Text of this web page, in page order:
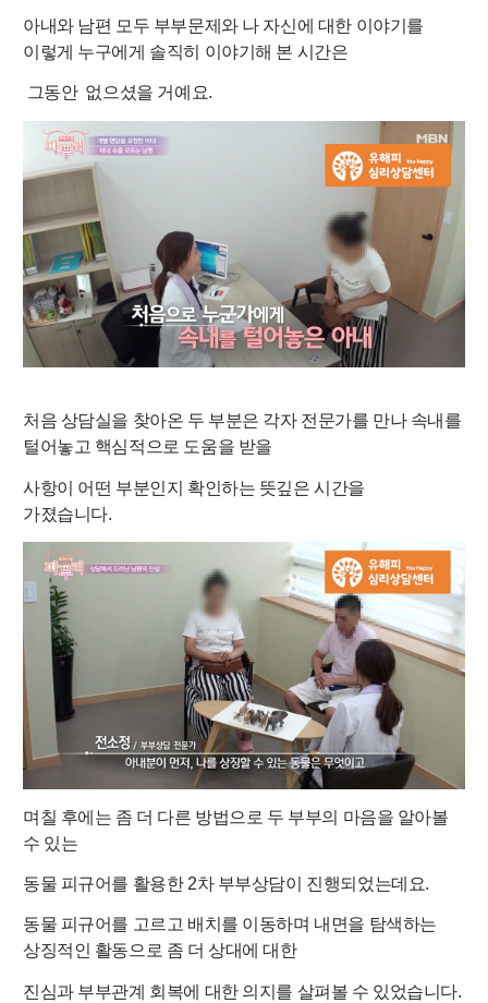
아내와 남편 모두 부부문제와 나 자신에 대한 이야기를
이렇게 누구에게 솔직히 이야기해 본 시간은
그동안 없으셨을 거예요.
처음 상담실을 찾아온 두 부분은 각자 전문가를 만나 속내를
털어놓고 핵심적으로 도움을 받을
사항이 어떤 부분인지 확인하는 뜻깊은 시간을
가졌습니다.
며칠 후에는 좀 더 다른 방법으로 두 부부의 마음을 알아볼
수 있는
동물 피규어를 활용한 2차 부부상담이 진행되었는데요.
동물 피규어를 고르고 배치를 이동하며 내면을 탐색하는
상징적인 활동으로 좀 더 상대에 대한
진심과 부부관계 회복에 대한 의지를 살펴볼 수 있었습니다.